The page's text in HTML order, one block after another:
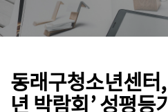
동래구청소년센터
년 박람회’ 성평등